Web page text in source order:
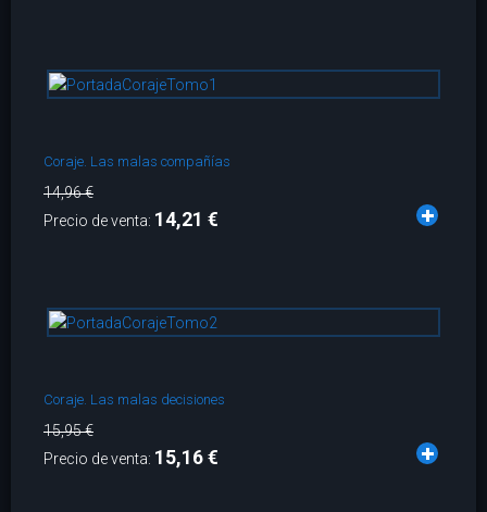
Coraje. Las malas compañías
14,96 €
Precio de venta: 14,21 €
Coraje. Las malas decisiones
15,95 €
Precio de venta: 15,16 €